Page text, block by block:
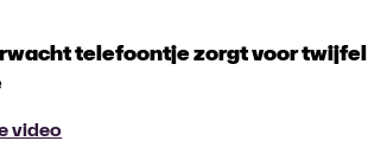
telefoontje zorgt voor twijfel
video